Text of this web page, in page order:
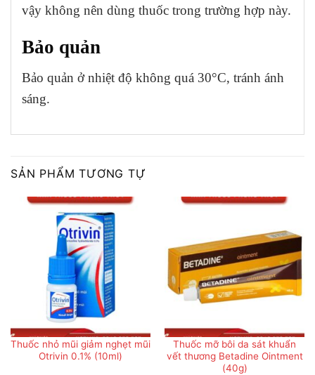
vậy không nên dùng thuốc trong trường hợp này.
Bảo quản
Bảo quản ở nhiệt độ không quá 30°C, tránh ánh
sáng.
SẢN PHẨM TƯƠNG TỰ
Thuốc nhỏ mũi giảm nghẹt mũi
Otrivin 0.1% (10ml)
Thuốc mỡ bôi da sát khuẩn
vết thương Betadine Ointment
(40g)